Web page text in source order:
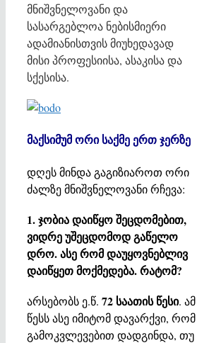
მნიშვნელოვანი და
სასარგებლოა ნებისმიერი
ადამიანისთვის მიუხედავად
მისი პროფესიისა, ასაკისა და
სქესისა.
მაქსიმუმ ორი საქმე ერთ ჯერზე
დღეს მინდა გაგიზიაროთ ორი
ძალზე მნიშვნელოვანი რჩევა:
1. ჯობია დაიწყო შეცდომებით,
ვიდრე უშეცდომოდ გაწელო
დრო. ასე რომ დაუყოვნებლივ
დაიწყეთ მოქმედება. რატომ?
არსებობს ე.წ. 72 საათის წესი. ამ
წესს ასე იმიტომ დავარქვი, რომ
გამოკვლევებით დადგინდა, თუ